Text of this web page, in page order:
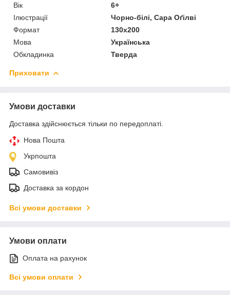
Вік
6+
Ілюстрації
Чорно-білі, Сара Оґілві
Формат
130x200
Мова
Українська
Обкладинка
Тверда
Приховати
Умови доставки
Доставка здійснюється тільки по передоплаті.
Нова Пошта
Укрпошта
Самовивіз
Доставка за кордон
Всі умови доставки
Умови оплати
Оплата на рахунок
Всі умови оплати